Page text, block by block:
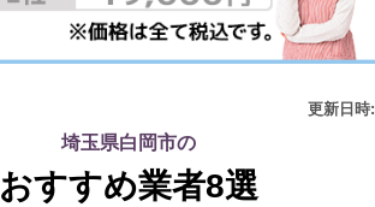
更新日時:
埼玉県白岡市の
おすすめ業者8選